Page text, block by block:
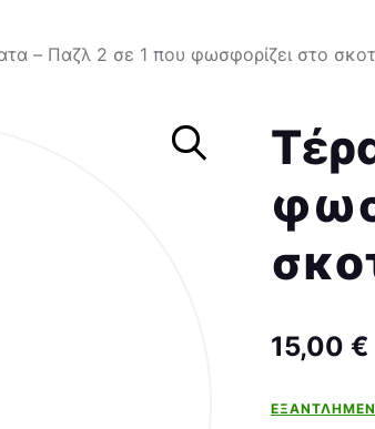
– Παζλ 2 σε 1 που φωσφορίζει στο
15,00 €